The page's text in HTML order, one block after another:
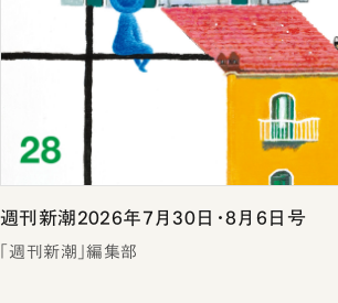
週刊新潮2026年7月30日・8月6日号
「週刊新潮」編集部